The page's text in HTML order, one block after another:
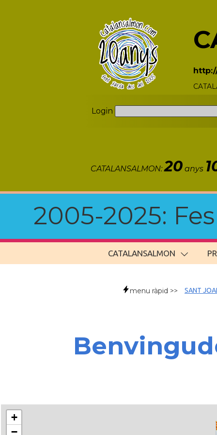
Login
CATALANSALMON:20anys
2005-2025:
CATALANSALMON
menu ràpid >> SANT
+
−